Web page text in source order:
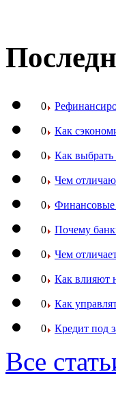
0
0 Как
0 Как выбрать
0 Чем
0 Финансовые
0 Почему
0 Чем
0 Как влияют
0 Как
0 Кредит под
Все